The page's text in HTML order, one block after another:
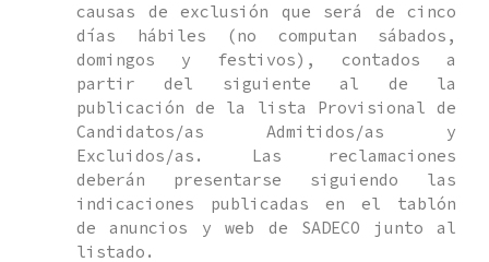
causas de exclusión que será de cinco
días hábiles (no computan sábados,
domingos y festivos), contados a
partir del siguiente al de la
publicación de la lista Provisional de
Candidatos/as Admitidos/as y
Excluidos/as. Las reclamaciones
deberán presentarse siguiendo las
indicaciones publicadas en el tablón
de anuncios y web de SADECO junto al
listado.